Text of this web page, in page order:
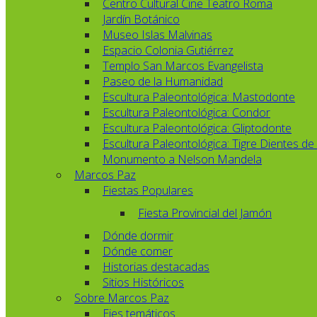
Centro Cultural Cine Teatro Roma
Jardín Botánico
Museo Islas Malvinas
Espacio Colonia Gutiérrez
Templo San Marcos Evangelista
Paseo de la Humanidad
Escultura Paleontológica: Mastodonte
Escultura Paleontológica: Condor
Escultura Paleontológica: Gliptodonte
Escultura Paleontológica: Tigre Dientes de
Monumento a Nelson Mandela
Marcos Paz
Fiestas Populares
Fiesta Provincial del Jamón
Dónde dormir
Dónde comer
Historias destacadas
Sitios Históricos
Sobre Marcos Paz
Ejes temáticos